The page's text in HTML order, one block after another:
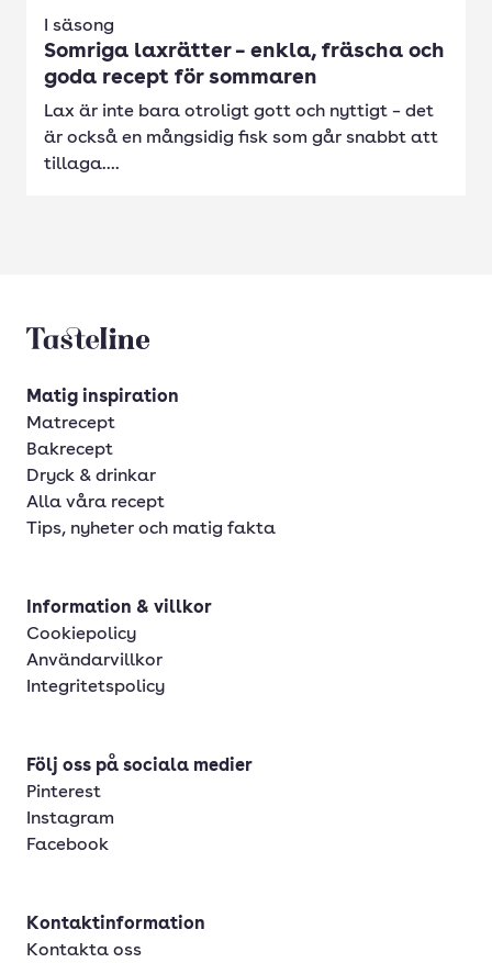
I säsong
Somriga laxrätter – enkla, fräscha och
goda recept för sommaren
Lax är inte bara otroligt gott och nyttigt – det
är också en mångsidig fisk som går snabbt att
tillaga....
Tasteline startsida
Matig inspiration
Matrecept
Bakrecept
Dryck & drinkar
Alla våra recept
Tips, nyheter och matig fakta
Information & villkor
Cookiepolicy
Användarvillkor
Integritetspolicy
Följ oss på sociala medier
Pinterest
Instagram
Facebook
Kontaktinformation
Kontakta oss